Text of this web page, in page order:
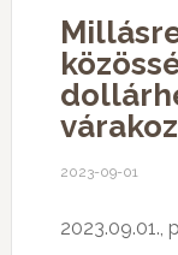
2023-09-01
2023.09.01.,